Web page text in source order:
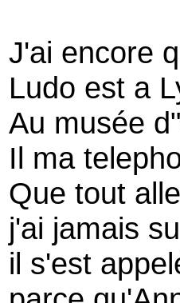
J'ai encore
Ludo est a
Au musée
Il ma
Que tout
j'ai jamais
il s'est